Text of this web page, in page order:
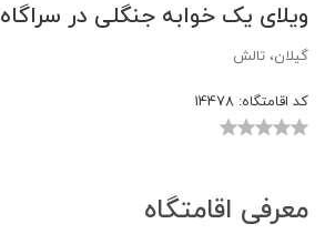
ویلای یک خوابه جنگلی در سراگاه
گیلان، تالش
کد اقامتگاه:
معرفی اقامتگاه